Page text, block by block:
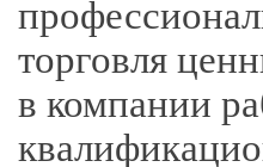
торговля
в компании